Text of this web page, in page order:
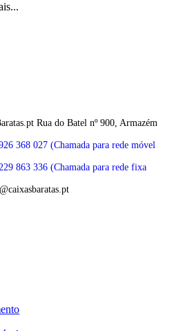
Rua do Batel nº 900, Armazém
368 027 (Chamada para rede móvel
863 336 (Chamada para rede fixa